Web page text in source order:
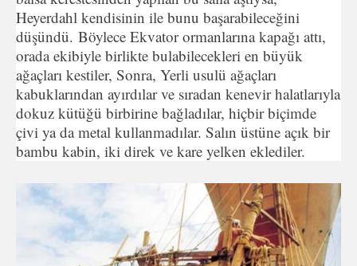
Heyerdahl kendisinin ile bunu başarabileceğini
düşündü. Böylece Ekvator ormanlarına kapağı attı,
orada ekibiyle birlikte bulabilecekleri en büyük
ağaçları kestiler, Sonra, Yerli usulü ağaçları
kabuklarından ayırdılar ve sıradan kenevir halatlarıyla
dokuz kütüğü birbirine bağladılar, hiçbir biçimde
çivi ya da metal kullanmadılar. Salın üstüne açık bir
bambu kabin, iki direk ve kare yelken eklediler.